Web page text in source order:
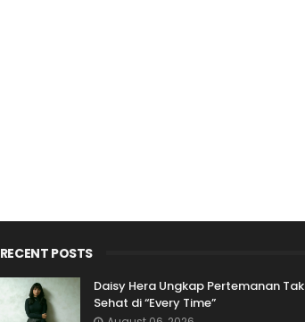
RECENT POSTS
Daisy Hera Ungkap Pertemanan Tak
Sehat di “Every Time”